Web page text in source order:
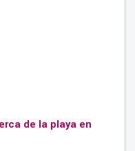
de la playa en